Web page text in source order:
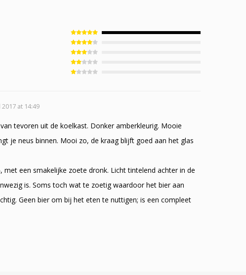
at 14:49
tevoren uit de koelkast. Donker amberkleurig. Mooie
je neus binnen. Mooi zo, de kraag blijft goed aan het glas
een smakelijke zoete dronk. Licht tintelend achter in de
is. Soms toch wat te zoetig waardoor het bier aan
Geen bier om bij het eten te nuttigen; is een compleet